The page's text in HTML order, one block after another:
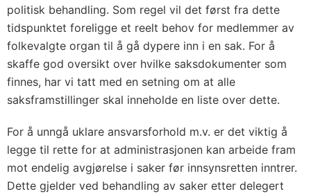
politisk behandling. Som regel vil det først fra dette
tidspunktet foreligge et reelt behov for med­lemmer av
folkevalgte organ til å gå dypere inn i en sak. For å
skaffe god oversikt over hvilke saksdokumenter som
finnes, har vi tatt med en setning om at alle
saksframstillinger skal inneholde en liste over dette.
For å unngå uklare ansvarsforhold m.v. er det viktig å
legge til rette for at administrasjonen kan arbeide fram
mot endelig avgjørelse i saker før innsynsretten inntrer.
Dette gjelder ved behandling av saker etter delegert